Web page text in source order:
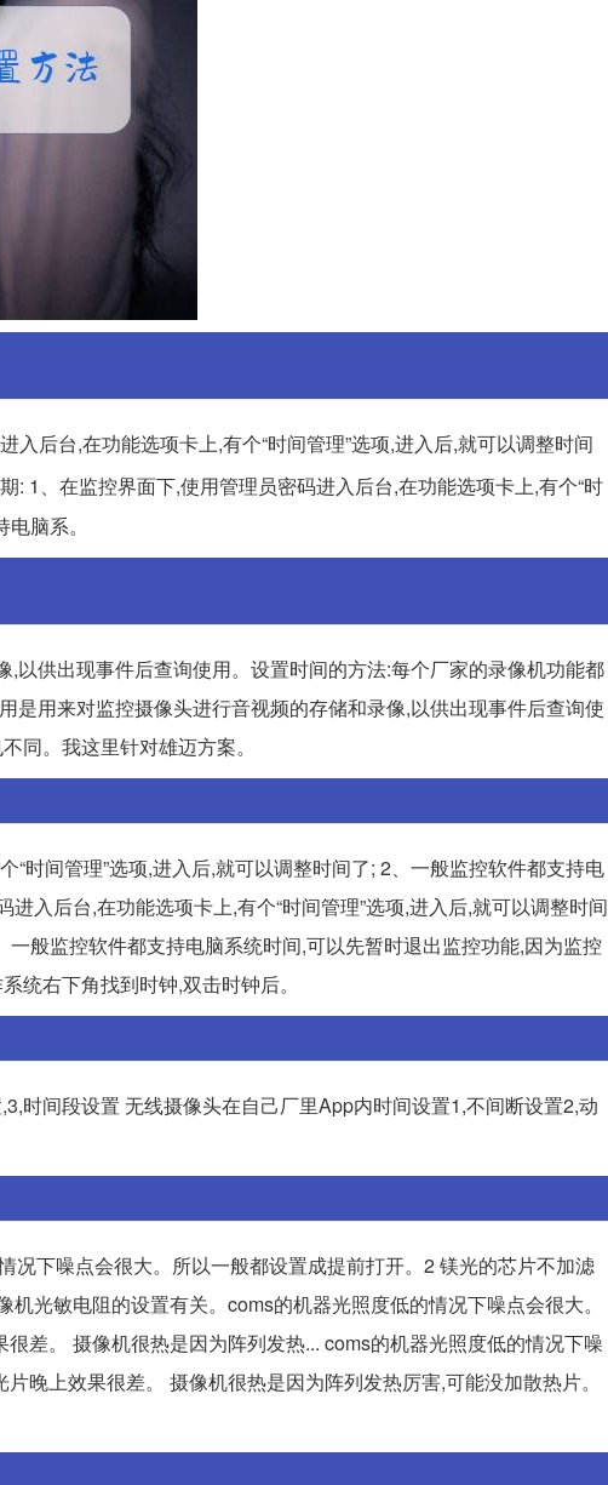
后台,在功能选项卡上,有个“时间管理”选项,进入后,就可以调整时间
: 1、在监控界面下,使用管理员密码进入后台,在功能选项卡上,有个“时
脑系。
以供出现事件后查询使用。设置时间的方法:每个厂家的录像机功能都
是用来对监控摄像头进行音视频的存储和录像,以供出现事件后查询使
同。我这里针对雄迈方案。
时间管理”选项,进入后,就可以调整时间了; 2、一般监控软件都支持电
入后台,在功能选项卡上,有个“时间管理”选项,进入后,就可以调整时间
般监控软件都支持电脑系统时间,可以先暂时退出监控功能,因为监控
统右下角找到时钟,双击时钟后。
时间段设置 无线摄像头在自己厂里App内时间设置1,不间断设置2,动
下噪点会很大。所以一般都设置成提前打开。2 镁光的芯片不加滤
光敏电阻的设置有关。coms的机器光照度低的情况下噪点会很大。
差。 摄像机很热是因为阵列发热... coms的机器光照度低的情况下噪
晚上效果很差。 摄像机很热是因为阵列发热厉害,可能没加散热片。